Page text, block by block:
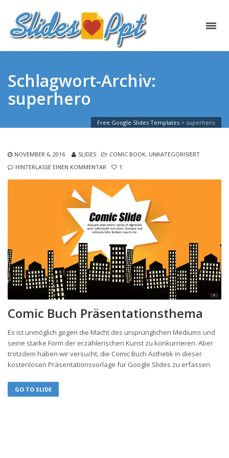
Schlagwort-Archiv:
superhero
Free Google Slides Templates > superhero
NOVEMBER 6, 2016 SLIDES COMIC BOOK, UNKATEGORISIERT
HINTERLASSE EINEN KOMMENTAR
1
Comic Buch Präsentationsthema
Es ist unmöglich gegen die Macht des ursprünglichen Mediums und
seine starke Form der erzählerischen Kunst zu konkurrieren. Aber
trotzdem haben wir versucht, die Comic Buch Ästhetik in dieser
kostenlosen Präsentationsvorlage für Google Slides zu erfassen.
GO TO SLIDE